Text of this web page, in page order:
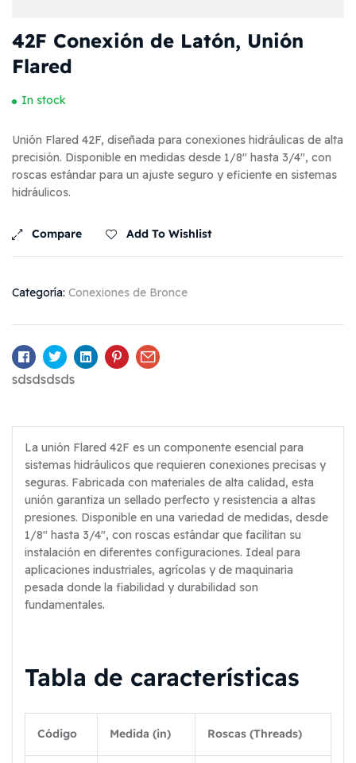
42F Conexión de Latón, Unión
Flared
In stock
Unión Flared 42F, diseñada para conexiones hidráulicas de alta
precisión. Disponible en medidas desde 1/8″ hasta 3/4″, con
roscas estándar para un ajuste seguro y eficiente en sistemas
hidráulicos.
Compare Add To Wishlist
Categoría: Conexiones de Bronce
Facebook
TwitterLinkedinPinterestEmail
sdsdsdsds
La unión Flared 42F es un componente esencial para
sistemas hidráulicos que requieren conexiones precisas y
seguras. Fabricada con materiales de alta calidad, esta
unión garantiza un sellado perfecto y resistencia a altas
presiones. Disponible en una variedad de medidas, desde
1/8″ hasta 3/4″, con roscas estándar que facilitan su
instalación en diferentes configuraciones. Ideal para
aplicaciones industriales, agrícolas y de maquinaria
pesada donde la fiabilidad y durabilidad son
fundamentales.
Tabla de características
Código Medida (in) Roscas (Threads)